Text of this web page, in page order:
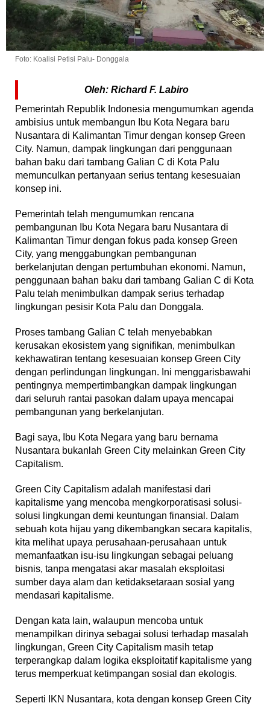
Foto: Koalisi Petisi Palu- Donggala
Oleh: Richard F. Labiro
Pemerintah Republik Indonesia mengumumkan agenda
ambisius untuk membangun Ibu Kota Negara baru
Nusantara di Kalimantan Timur dengan konsep Green
City. Namun, dampak lingkungan dari penggunaan
bahan baku dari tambang Galian C di Kota Palu
memunculkan pertanyaan serius tentang kesesuaian
konsep ini.
Pemerintah telah mengumumkan rencana
pembangunan Ibu Kota Negara baru Nusantara di
Kalimantan Timur dengan fokus pada konsep Green
City, yang menggabungkan pembangunan
berkelanjutan dengan pertumbuhan ekonomi. Namun,
penggunaan bahan baku dari tambang Galian C di Kota
Palu telah menimbulkan dampak serius terhadap
lingkungan pesisir Kota Palu dan Donggala.
Proses tambang Galian C telah menyebabkan
kerusakan ekosistem yang signifikan, menimbulkan
kekhawatiran tentang kesesuaian konsep Green City
dengan perlindungan lingkungan. Ini menggarisbawahi
pentingnya mempertimbangkan dampak lingkungan
dari seluruh rantai pasokan dalam upaya mencapai
pembangunan yang berkelanjutan.
Bagi saya, Ibu Kota Negara yang baru bernama
Nusantara bukanlah Green City melainkan Green City
Capitalism.
Green City Capitalism adalah manifestasi dari
kapitalisme yang mencoba mengkorporatisasi solusi-
solusi lingkungan demi keuntungan finansial. Dalam
sebuah kota hijau yang dikembangkan secara kapitalis,
kita melihat upaya perusahaan-perusahaan untuk
memanfaatkan isu-isu lingkungan sebagai peluang
bisnis, tanpa mengatasi akar masalah eksploitasi
sumber daya alam dan ketidaksetaraan sosial yang
mendasari kapitalisme.
Dengan kata lain, walaupun mencoba untuk
menampilkan dirinya sebagai solusi terhadap masalah
lingkungan, Green City Capitalism masih tetap
terperangkap dalam logika eksploitatif kapitalisme yang
terus memperkuat ketimpangan sosial dan ekologis.
Seperti IKN Nusantara, kota dengan konsep Green City